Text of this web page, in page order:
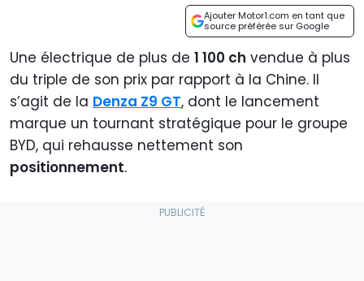
Ajouter Motor1.com en tant que
source préférée sur Google
Une électrique de plus de 1 100 ch vendue à plus
du triple de son prix par rapport à la Chine. Il
s’agit de la Denza Z9 GT, dont le lancement
marque un tournant stratégique pour le groupe
BYD, qui rehausse nettement son
positionnement.